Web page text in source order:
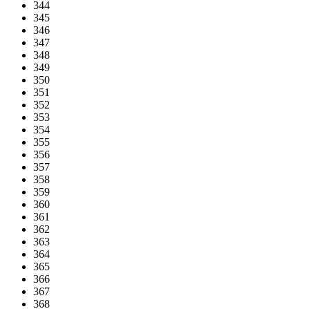
344
345
346
347
348
349
350
351
352
353
354
355
356
357
358
359
360
361
362
363
364
365
366
367
368